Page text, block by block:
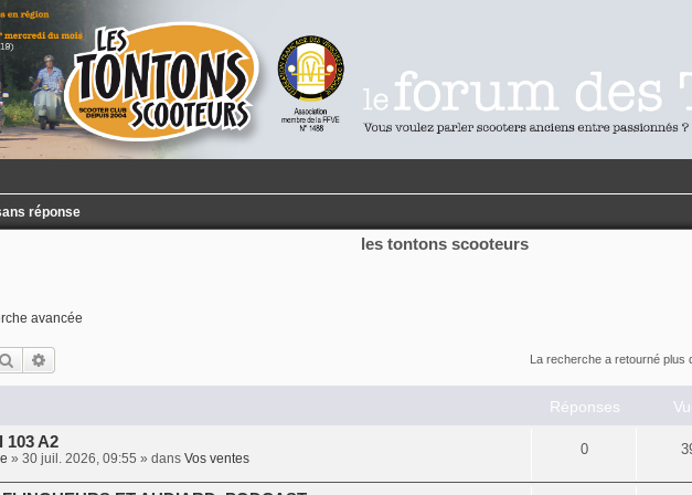
réponse
les tontons scooteurs
avancée
Rechercher La recherche a retourné plus
Réponses
103 A2
» 30 juil. 2026, 09:55 » dans Vos ventes
0